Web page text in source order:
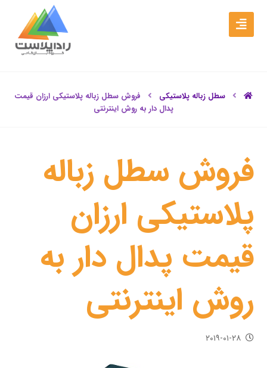
سطل زباله پلاستیکی
فروش سطل زباله پلاستیکی ارزان قیمت
پدال دار به روش اینترنتی
فروش سطل زباله
پلاستیکی ارزان
قیمت پدال دار به
روش اینترنتی
۲۰۱۹-۰۱-۲۸